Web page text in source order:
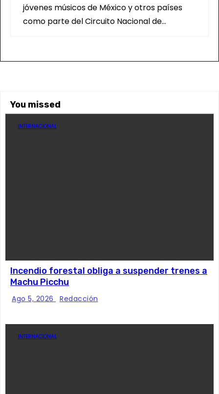
jóvenes músicos de México y otros países
como parte del Circuito Nacional de…
You missed
INTERNACIONAL
Incendio forestal obliga a suspender trenes a
Machu Picchu
Ago 5, 2026 Redacción
INTERNACIONAL